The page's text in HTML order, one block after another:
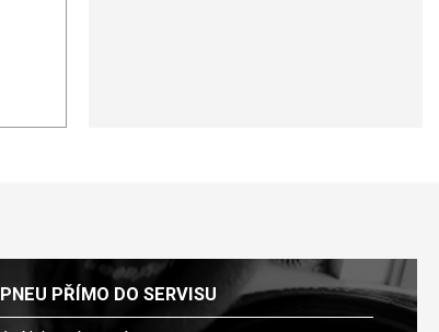
PNEU PŘÍMO DO SERVISU